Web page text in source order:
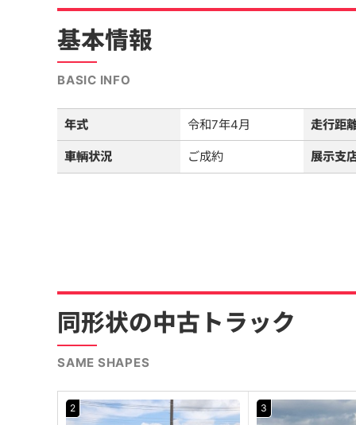
基本情報
BASIC INFO
年式 令和7年4月 走行距
車輌状況 ご成約 展示支
同形状の中古トラック
SAME SHAPES
2 3